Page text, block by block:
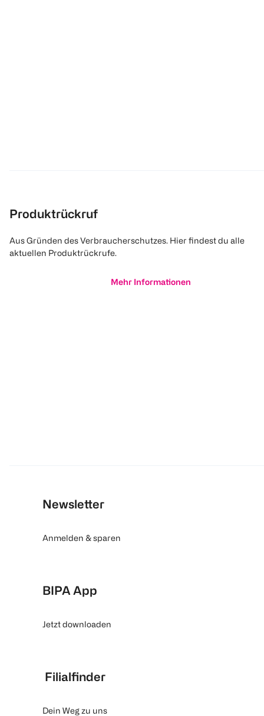
Produktrückruf
Aus Gründen des Verbraucherschutzes. Hier findest du alle
aktuellen Produktrückrufe.
Mehr Informationen
Newsletter
Anmelden & sparen
BIPA App
Jetzt downloaden
Filialfinder
Dein Weg zu uns